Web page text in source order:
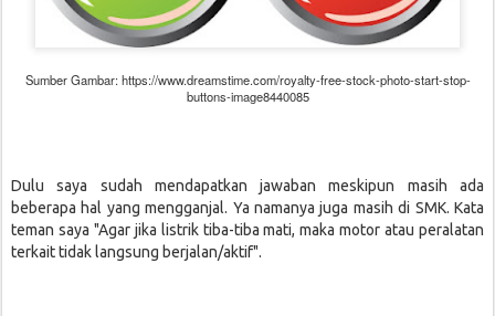
Sumber Gambar: https://www.dreamstime.com/royalty-free-stock-photo-start-stop-
buttons-image8440085
Dulu saya sudah mendapatkan jawaban meskipun masih ada
beberapa hal yang mengganjal. Ya namanya juga masih di SMK. Kata
teman saya "Agar jika listrik tiba-tiba mati, maka motor atau peralatan
terkait tidak langsung berjalan/aktif".